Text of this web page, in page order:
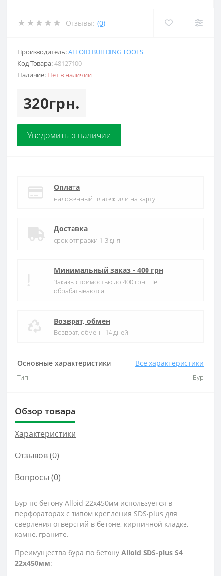
Отзывы: (0)
Производитель:ALLOID BUILDING TOOLS
Код Товара:48127100
Наличие: Нет в наличии
320грн.
Уведомить о наличии
Основные характеристики Все характеристики
Тип: Бур
Оплата
наложенный платеж или на карту
Доставка
срок отправки 1-3 дня
Минимальный заказ - 400 грн
Заказы стоимостью до 400 грн . Не
обрабатываются.
Возврат, обмен
Возврат, обмен - 14 дней
Обзор товара
Характеристики
Отзывов (0)
Вопросы (0)
Бур по бетону Alloid 22x450мм используется в
перфораторах с типом крепления SDS-plus для
сверления отверстий в бетоне, кирпичной кладке,
камне, граните.
Преимущества бура по бетону Alloid SDS-plus S4
22x450мм: